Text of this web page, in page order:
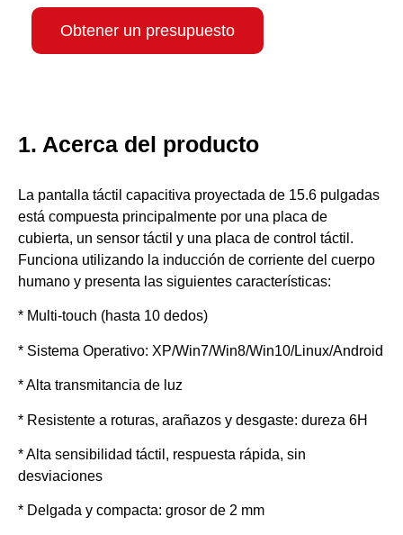
Obtener un presupuesto
1. Acerca del producto
La pantalla táctil capacitiva proyectada de 15.6 pulgadas
está compuesta principalmente por una placa de
cubierta, un sensor táctil y una placa de control táctil.
Funciona utilizando la inducción de corriente del cuerpo
humano y presenta las siguientes características:
* Multi-touch (hasta 10 dedos)
* Sistema Operativo: XP/Win7/Win8/Win10/Linux/Android
* Alta transmitancia de luz
* Resistente a roturas, arañazos y desgaste: dureza 6H
* Alta sensibilidad táctil, respuesta rápida, sin
desviaciones
* Delgada y compacta: grosor de 2 mm